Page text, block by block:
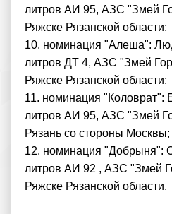
литров АИ 95, АЗС "Змей
Ряжске Рязанской области;
10. номинация "Алеша":
литров ДТ 4, АЗС "Змей
Ряжске Рязанской области;
11. номинация "Коловрат":
литров АИ 95, АЗС "Змей
Рязань со стороны Москвы;
12. номинация "Добрыня":
литров АИ 92 , АЗС "Змей
Ряжске Рязанской области.